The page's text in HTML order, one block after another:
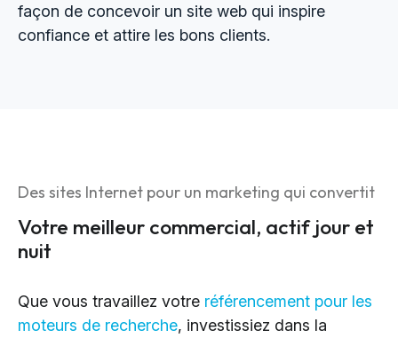
façon de concevoir un site web qui inspire
confiance et attire les bons clients.
Des sites Internet pour un marketing qui convertit
Votre meilleur commercial, actif jour et
nuit
Que vous travaillez votre référencement pour les
moteurs de recherche, investissiez dans la